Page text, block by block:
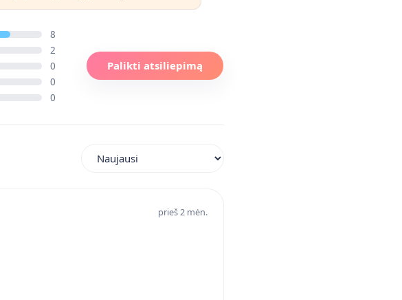
8
2
0
0
0
Palikti atsiliepimą
prieš 2 mėn.